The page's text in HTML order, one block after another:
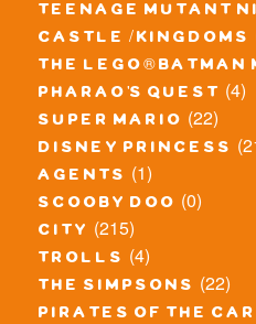
teenage mutant
castle / kingdoms
the lego® batman
pharao's quest (4)
super mario (22)
disney princess
agents (1)
scooby doo (0)
city (215)
trolls (4)
the simpsons (22)
pirates of the